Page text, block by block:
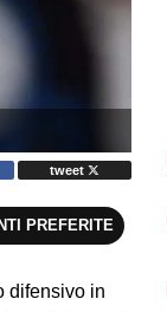
tweet
PREFERITE
difensivo in